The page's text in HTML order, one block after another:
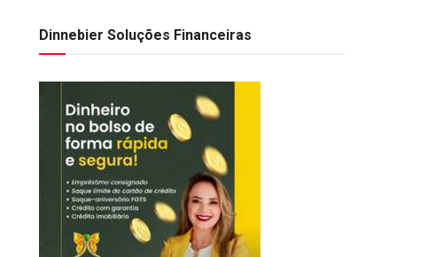
Dinnebier Soluções Financeiras